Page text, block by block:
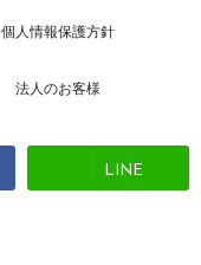
個人情報保護方針
法人のお客様
LINE